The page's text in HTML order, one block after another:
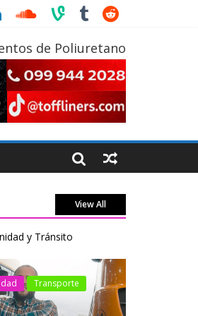
de Poliuretano
View All
y Tránsito
Transporte